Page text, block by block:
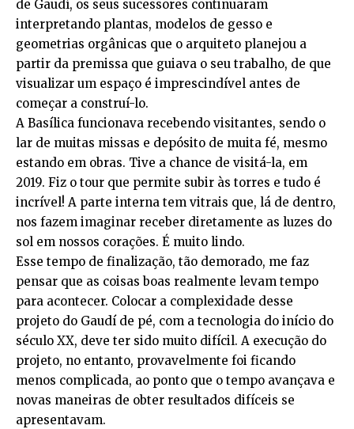
de Gaudí, os seus sucessores continuaram
interpretando plantas, modelos de gesso e
geometrias orgânicas que o arquiteto planejou a
partir da premissa que guiava o seu trabalho, de que
visualizar um espaço é imprescindível antes de
começar a construí-lo.
A Basílica funcionava recebendo visitantes, sendo o
lar de muitas missas e depósito de muita fé, mesmo
estando em obras. Tive a chance de visitá-la, em
2019. Fiz o tour que permite subir às torres e tudo é
incrível! A parte interna tem vitrais que, lá de dentro,
nos fazem imaginar receber diretamente as luzes do
sol em nossos corações. É muito lindo.
Esse tempo de finalização, tão demorado, me faz
pensar que as coisas boas realmente levam tempo
para acontecer. Colocar a complexidade desse
projeto do Gaudí de pé, com a tecnologia do início do
século XX, deve ter sido muito difícil. A execução do
projeto, no entanto, provavelmente foi ficando
menos complicada, ao ponto que o tempo avançava e
novas maneiras de obter resultados difíceis se
apresentavam.